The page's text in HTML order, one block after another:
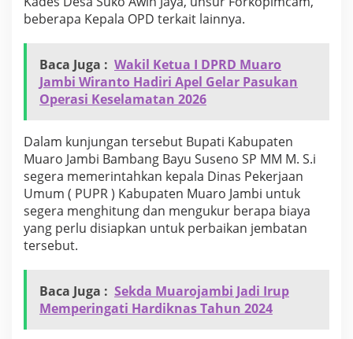
u
l
g
s
u
n
o
n
d
i
s
i
j
a
t
a
beberapa Kepala OPD terkait lainnya.
Baca Juga : Wakil Ketua I DPRD Muaro
Jambi Wiranto Hadiri Apel Gelar Pasukan
Operasi Keselamatan 2026
Dalam kunjungan tersebut Bupati Kabupaten
Muaro Jambi Bambang Bayu Suseno SP MM M. S.i
segera memerintahkan kepala Dinas Pekerjaan
Umum ( PUPR ) Kabupaten Muaro Jambi untuk
segera menghitung dan mengukur berapa biaya
yang perlu disiapkan untuk perbaikan jembatan
tersebut.
Baca Juga : Sekda Muarojambi Jadi Irup
Memperingati Hardiknas Tahun 2024